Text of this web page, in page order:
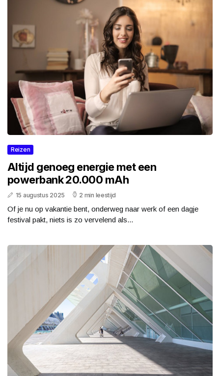
Reizen
Altijd genoeg energie met een
powerbank 20.000 mAh
15 augustus 2025 2 min leestijd
Of je nu op vakantie bent, onderweg naar werk of een dagje
festival pakt, niets is zo vervelend als...